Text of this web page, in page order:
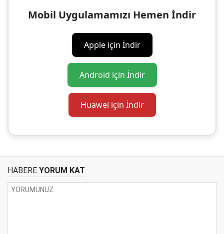
Mobil Uygulamamızı Hemen İndir
Apple için İndir
Android için İndir
Huawei için İndir
HABERE YORUM KAT